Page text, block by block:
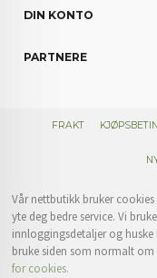
DIN KONTO
PARTNERE
FRAKT
Vår nettbutikk bruker
yte deg bedre service. Vi
innloggingsdetaljer og
bruke siden som normalt
for cookies.